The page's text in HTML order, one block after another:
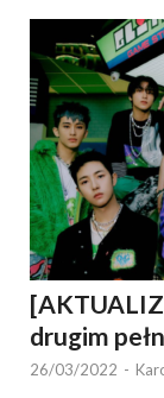
drugim
26/03/2022 -